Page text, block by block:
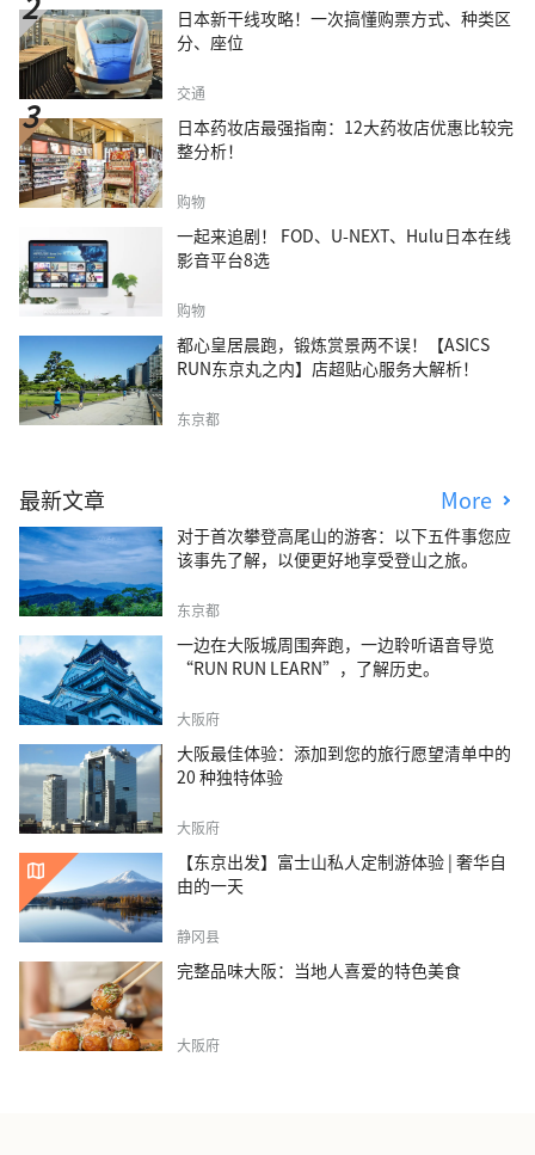
日本新干线攻略！一次搞懂购票方式、种类区
分、座位
交通
日本药妆店最强指南：12大药妆店优惠比较完
整分析！
购物
一起来追剧！ FOD、U-NEXT、Hulu日本在线
影音平台8选
购物
都心皇居晨跑，锻炼赏景两不误！【ASICS
RUN东京丸之内】店超贴心服务大解析！
东京都
最新文章 More
对于首次攀登高尾山的游客：以下五件事您应
该事先了解，以便更好地享受登山之旅。
东京都
一边在大阪城周围奔跑，一边聆听语音导览
“RUN RUN LEARN”，了解历史。
大阪府
大阪最佳体验：添加到您的旅行愿望清单中的
20 种独特体验
大阪府
【东京出发】富士山私人定制游体验 | 奢华自
由的一天
静冈县
完整品味大阪：当地人喜爱的特色美食
大阪府